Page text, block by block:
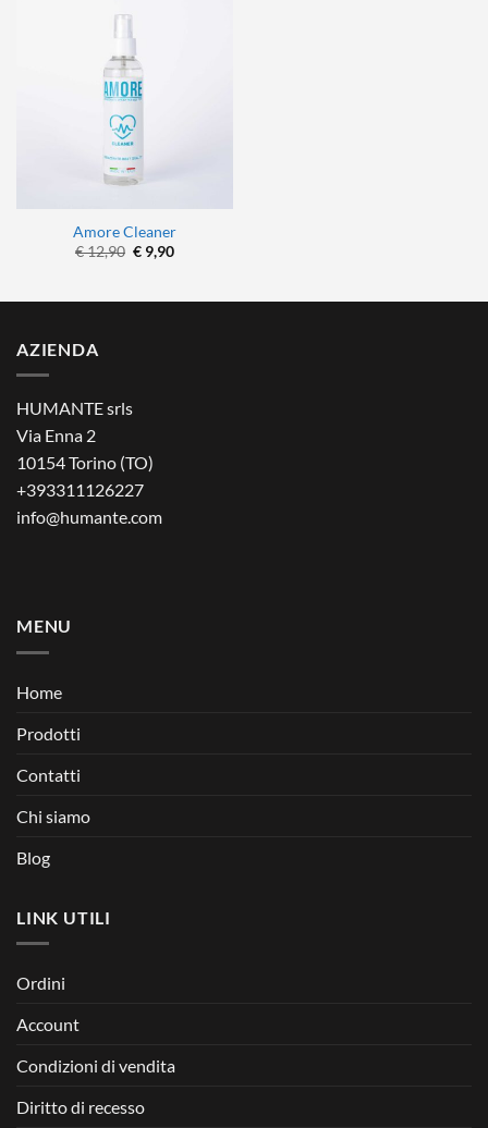
Amore Cleaner
€12,90 Il
prezzo
€ 12,90.
€ 9,90Il
€ 9,90.
AZIENDA
HUMANTE srls
Via Enna 2
10154 Torino (TO)
+393311126227
info@humante.com
MENU
Home
Prodotti
Contatti
Chi siamo
Blog
LINK UTILI
Ordini
Account
Condizioni di vendita
Diritto di recesso